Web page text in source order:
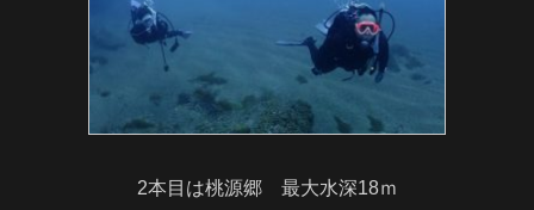
2本目は桃源郷 最大水深18ｍ